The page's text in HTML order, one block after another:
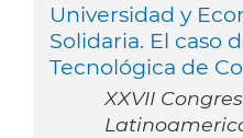
Universidad y
Solidaria. El caso
Tecnológica de
XXVII